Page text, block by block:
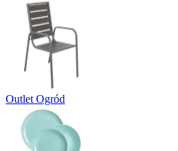
Outlet Ogród